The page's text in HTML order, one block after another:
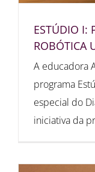
ESTÚDIO I:
ROBÓTICA
A educadora
programa
especial do
iniciativa da